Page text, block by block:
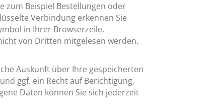
zum Beispiel Bestellungen oder
Verbindung erkennen Sie
in Ihrer Browserzeile.
von Dritten mitgelesen werden.
Auskunft über Ihre gespeicherten
ggf. ein Recht auf Berichtigung,
Daten können Sie sich jederzeit